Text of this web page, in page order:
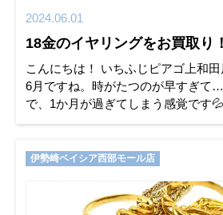
2024.06.01
18金のイヤリングをお買取り！
こんにちは！ いちふじピアゴ上和
6月ですね。時がたつのが早すぎて
で、1か月が過ぎてしまう感覚です
丁寧に過ごしたいと思います。 さ
伊勢崎ベイシア西部モール店